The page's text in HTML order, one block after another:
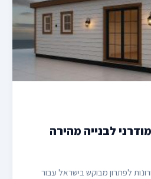
לבנייה מהירה
לפתרון מבוקש בישראל עבור